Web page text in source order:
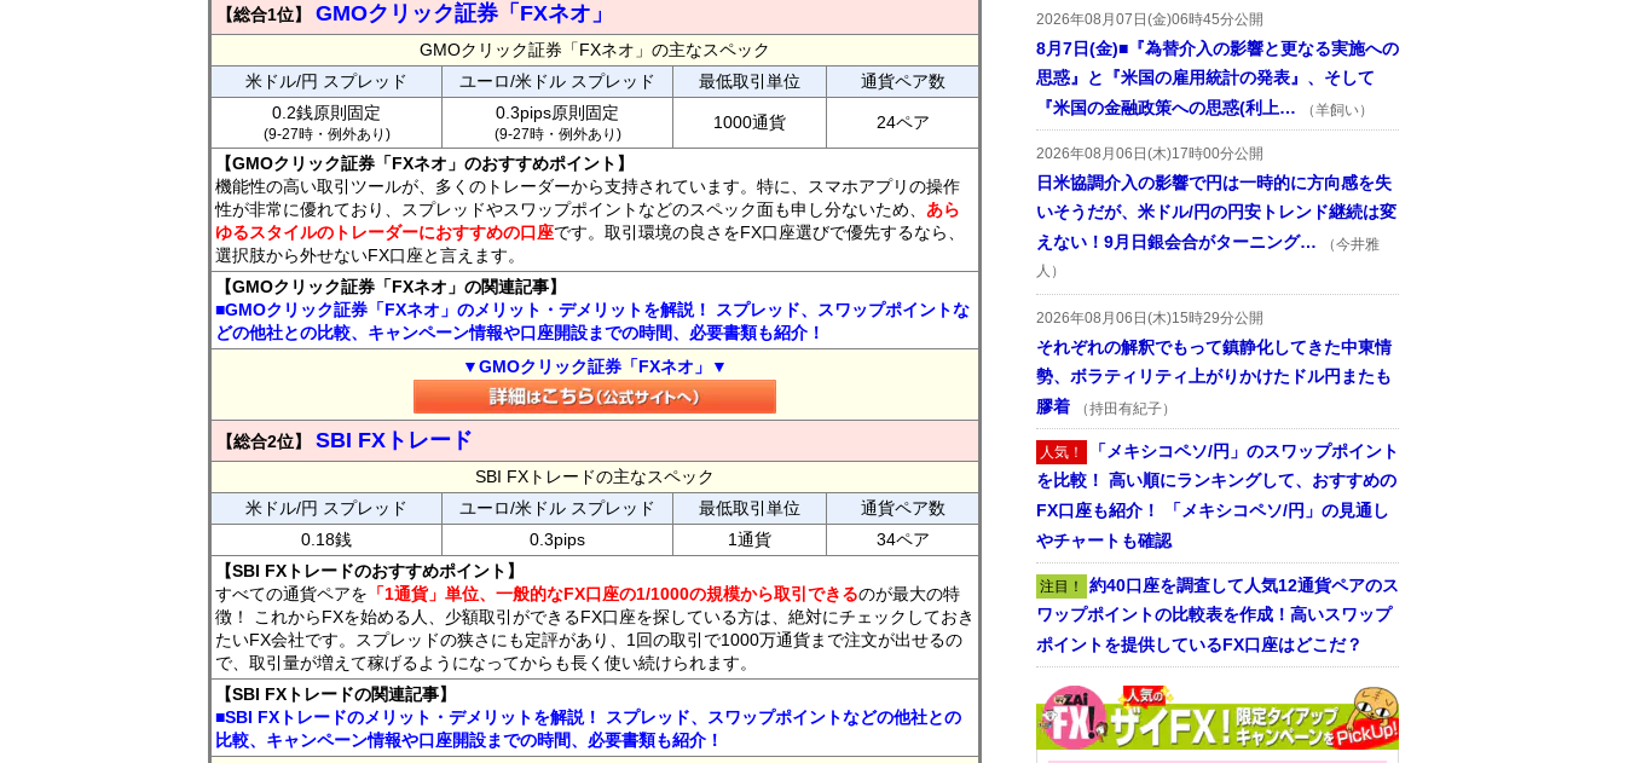
【総合1位】 GMOクリック証券「FXネオ」
GMOクリック証券「FXネオ」の主なスペック
米ドル/円 スプレッド
ユーロ/米ドル スプレッド 最低取引単位
通貨ペア数
0.2銭原則固定
(9-27時・例外あり)
0.3pips原則固定
(9-27時・例外あり)
1000通貨 24ペア
【GMOクリック証券「FXネオ」のおすすめポイント】
機能性の高い取引ツールが、多くのトレーダーから支持されています。特に、スマホアプリの操作
性が非常に優れており、スプレッドやスワップポイントなどのスペック面も申し分ないため、 あら
ゆるスタイルのトレーダーにおすすめの口座です。取引環境の良さをFX口座選びで優先するなら、
選択肢から外せないFX口座と言えます。
【GMOクリック証券「FXネオ」の関連記事】
■GMOクリック証券「FXネオ」のメリット・デメリットを解説！ スプレッド、スワップポイントな
どの他社との比較、キャンペーン情報や口座開設までの時間、必要書類も紹介！
▼GMOクリック証券「FXネオ」▼
【総合2位】 SBI FXトレード
SBI FXトレードの主なスペック
米ドル/円 スプレッド
ユーロ/米ドル スプレッド 最低取引単位
通貨ペア数
0.18銭
0.3pips 1通貨
34ペア
【SBI FXトレードのおすすめポイント】
すべての通貨ペアを 「1通貨」単位、一般的なFX口座の1/1000の規模から取引できるのが最大の特
徴！ これからFXを始める人、少額取引ができるFX口座を探している方は、絶対にチェックしておき
たいFX会社です。スプレッドの狭さにも定評があり、1回の取引で1000万通貨まで注文が出せるの
で、取引量が増えて稼げるようになってからも長く使い続けられます。
【SBI FXトレードの関連記事】
■SBI FXトレードのメリット・デメリットを解説！ スプレッド、スワップポイントなどの他社との
比較、キャンペーン情報や口座開設までの時間、必要書類も紹介！
2026年08月07日(金)06時45分公開
8月7日(金)■『為替介入の影響と更なる実施への
思惑』と『米国の雇用統計の発表』、そして
『米国の金融政策への思惑(利上…
（羊飼い）
2026年08月06日(木)17時00分公開
日米協調介入の影響で円は一時的に方向感を失
いそうだが、米ドル/円の円安トレンド継続は変
えない！9月日銀会合がターニング…
（今井雅
人）
2026年08月06日(木)15時29分公開
それぞれの解釈でもって鎮静化してきた中東情
勢、ボラティリティ上がりかけたドル円またも
膠着
（持田有紀子）
人気！ 「メキシコペソ/円」のスワップポイント
を比較！ 高い順にランキングして、おすすめの
FX口座も紹介！ 「メキシコペソ/円」の見通し
やチャートも確認
注目！ 約40口座を調査して人気12通貨ペアのス
ワップポイントの比較表を作成！高いスワップ
ポイントを提供しているFX口座はどこだ？